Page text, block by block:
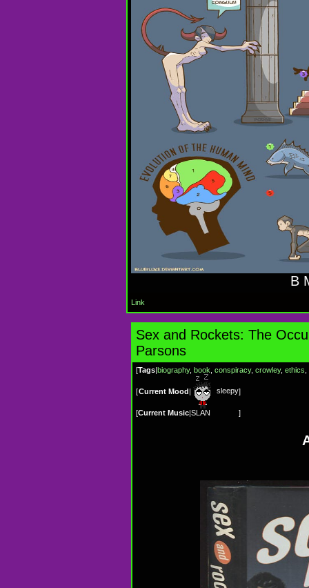
В
Link
Sex and Rockets: The
Parsons
[Tags biography, book conspiracy, crowley, ethics
[Current Mood sleepy]
[Current Music SLAN ]